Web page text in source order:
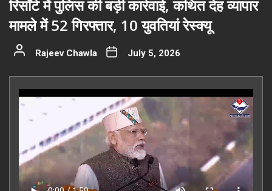
रिसॉर्ट में पुलिस की बड़ी कार्रवाई, कथित देह व्यापार
मामले में 52 गिरफ्तार, 10 युवतियां रेस्क्यू
Rajeev Chawla July 5, 2026